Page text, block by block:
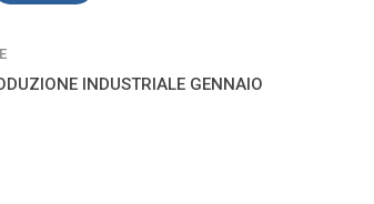
INDUSTRIALE GENNAIO